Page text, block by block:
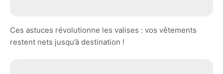
Ces astuces révolutionne les valises : vos vêtements
restent nets jusqu’à destination !